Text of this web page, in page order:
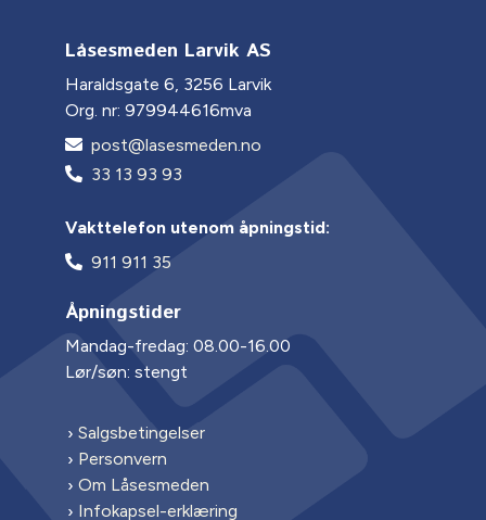
Låsesmeden Larvik AS
Haraldsgate 6, 3256 Larvik
Org. nr: 979944616mva
post@lasesmeden.no
33 13 93 93
Vakttelefon utenom åpningstid:
911 911 35
Åpningstider
Mandag-fredag: 08.00-16.00
Lør/søn: stengt
Salgsbetingelser
Personvern
Om Låsesmeden
Infokapsel-erklæring